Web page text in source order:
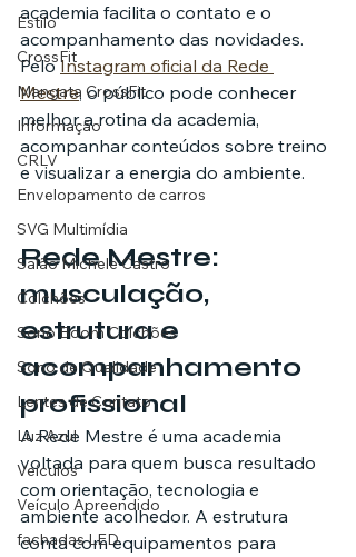
Estilo
CrossFit
Mangata CrossFit
Informação
CRLV
Envelopamento de carros
SVG Multimídia
Salão Michele Castro
Colchões
Sono Boom Colchões
Sono de Qualidade
Lentes de Contato
Luz Azul
Veículos
Veículo Apreendido
fachadas LED
academia facilita o contato e o
acompanhamento das novidades.
Pelo Instagram oficial da Rede
Mestre, o público pode conhecer
melhor a rotina da academia,
acompanhar conteúdos sobre treino
e visualizar a energia do ambiente.
Rede Mestre:
musculação,
estrutura e
acompanhamento
profissional
A Rede Mestre é uma academia
voltada para quem busca resultado
com orientação, tecnologia e
ambiente acolhedor. A estrutura
conta com equipamentos para